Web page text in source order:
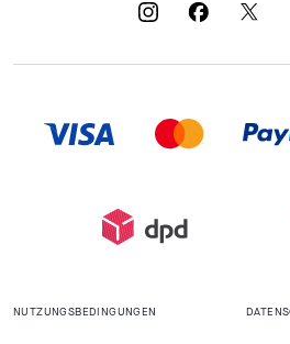
NUTZUNGSBEDINGUNGEN